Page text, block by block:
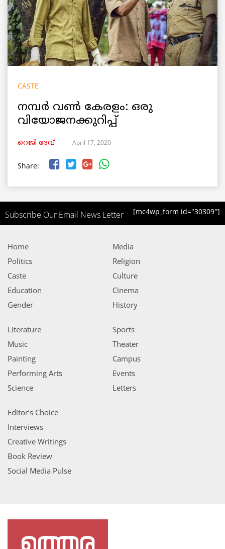
CASTE
നമ്പർ വൺ കേരളം: ഒരു
വിയോജനക്കുറിപ്പ്
റെജി ദേവ് April 17, 2020
Share:
Subscribe Our Email News Letter [mc4wp_form id="30309"]
Home
Politics
Caste
Education
Gender
Media
Religion
Culture
Cinema
History
Literature
Music
Painting
Performing Arts
Science
Sports
Theater
Campus
Events
Letters
Editor’s Choice
Interviews
Creative Writings
Book Review
Social Media Pulse